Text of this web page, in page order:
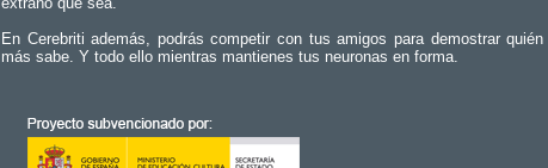
En Cerebriti además, podrás competir con tus amigos para demostrar
más sabe. Y todo ello mientras mantienes tus neuronas en forma.